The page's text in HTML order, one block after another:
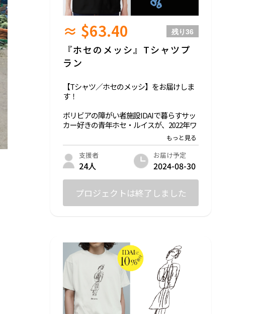
≈ $63.40 残り36
『ホセのメッシ』Tシャツプ
ラン
【Tシャツ／ホセのメッシ】をお届けしま
す！
ボリビアの障がい者施設IDAIで暮らすサッ
カー好きの青年ホセ・ルイスが、2022年ワ
ールドカップ開催中に描いた魅力的なメッ
シのデザインのTシャツをお届けします。
※売上の10%はボリビアの障がい者施設ID
AIへ渡します。
◎サイズ：S/ M/ L/ XL ※ユニセックス
◎生地：綿100%
・お礼のメッセージ
・LINE限定オープンチャットご招待（今後
のプロジェクトの進捗を共有します！）
支援者
24人
お届け予定
2024-08-30
プロジェクトは終了しました